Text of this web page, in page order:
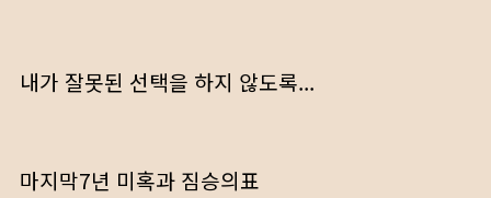
내가 잘못된 선택을 하지 않도록...
마지막7년 미혹과 짐승의표